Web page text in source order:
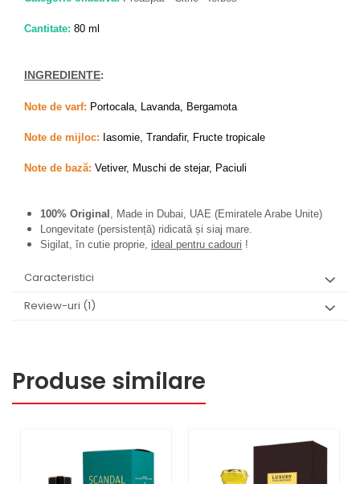
Cantitate: 80 ml
INGREDIENTE:
Note de varf: Portocala, Lavanda, Bergamota
Note de mijloc: Iasomie, Trandafir, Fructe tropicale
Note de bază: Vetiver, Muschi de stejar, Paciuli
100% Original , Made in Dubai, UAE (Emiratele Arabe Unite)
Longevitate (persistență) ridicată și siaj mare.
Sigilat, în cutie proprie, ideal pentru cadouri !
Caracteristici
Review-uri (1)
Produse similare